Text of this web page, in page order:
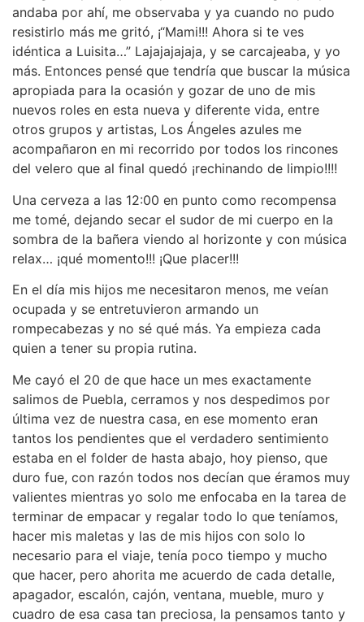
andaba por ahí, me observaba y ya cuando no pudo
resistirlo más me gritó, ¡“Mami!!! Ahora si te ves
idéntica a Luisita…” Lajajajajaja, y se carcajeaba, y yo
más. Entonces pensé que tendría que buscar la música
apropiada para la ocasión y gozar de uno de mis
nuevos roles en esta nueva y diferente vida, entre
otros grupos y artistas, Los Ángeles azules me
acompañaron en mi recorrido por todos los rincones
del velero que al final quedó ¡rechinando de limpio!!!!
Una cerveza a las 12:00 en punto como recompensa
me tomé, dejando secar el sudor de mi cuerpo en la
sombra de la bañera viendo al horizonte y con música
relax… ¡qué momento!!! ¡Que placer!!!
En el día mis hijos me necesitaron menos, me veían
ocupada y se entretuvieron armando un
rompecabezas y no sé qué más. Ya empieza cada
quien a tener su propia rutina.
Me cayó el 20 de que hace un mes exactamente
salimos de Puebla, cerramos y nos despedimos por
última vez de nuestra casa, en ese momento eran
tantos los pendientes que el verdadero sentimiento
estaba en el folder de hasta abajo, hoy pienso, que
duro fue, con razón todos nos decían que éramos muy
valientes mientras yo solo me enfocaba en la tarea de
terminar de empacar y regalar todo lo que teníamos,
hacer mis maletas y las de mis hijos con solo lo
necesario para el viaje, tenía poco tiempo y mucho
que hacer, pero ahorita me acuerdo de cada detalle,
apagador, escalón, cajón, ventana, mueble, muro y
cuadro de esa casa tan preciosa, la pensamos tanto y